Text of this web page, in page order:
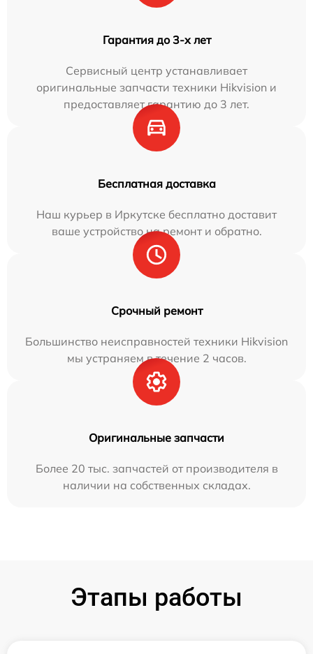
Гарантия до 3-х лет
Сервисный центр устанавливает
оригинальные запчасти техники Hikvision и
предоставляет гарантию до 3 лет.
Бесплатная доставка
Наш курьер в Иркутске бесплатно доставит
ваше устройство на ремонт и обратно.
Срочный ремонт
Большинство неисправностей техники Hikvision
мы устраняем в течение 2 часов.
Оригинальные запчасти
Более 20 тыс. запчастей от производителя в
наличии на собственных складах.
Этапы работы